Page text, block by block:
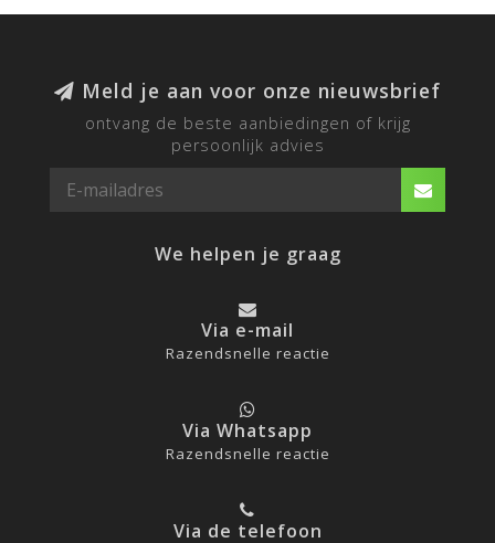
Meld je aan voor onze nieuwsbrief
ontvang de beste aanbiedingen of krijg
persoonlijk advies
We helpen je graag
Via e-mail
Razendsnelle reactie
Via Whatsapp
Razendsnelle reactie
Via de telefoon